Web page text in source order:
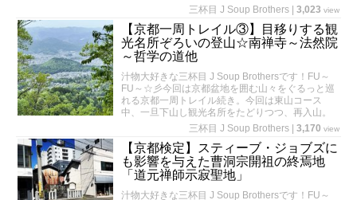
三杯目 J Soup Brothers
3,023 view
【京都一周トレイル③】目移りする観
光名所ぞろいの登山☆南禅寺～法然院
～哲学の道他
汁物大好きな三杯目 J Soup Brothersです！FU～
FU～☆彡今回は京都盆地を囲む山々をぐるっと巡
れる京都一周トレイル続き。今回は東山コース
中、一旦下山し観光名所をたどりつつ、再入山。
三杯目 J Soup Brothers
3,170 view
【京都検定】スティーブ・ジョブズに
も影響を与えた曹洞宗開祖の終焉地
「道元禅師示寂聖地」
汁物大好きな三杯目 J Soup Brothersです！FU～